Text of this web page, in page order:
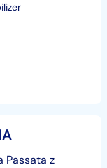
Passata z